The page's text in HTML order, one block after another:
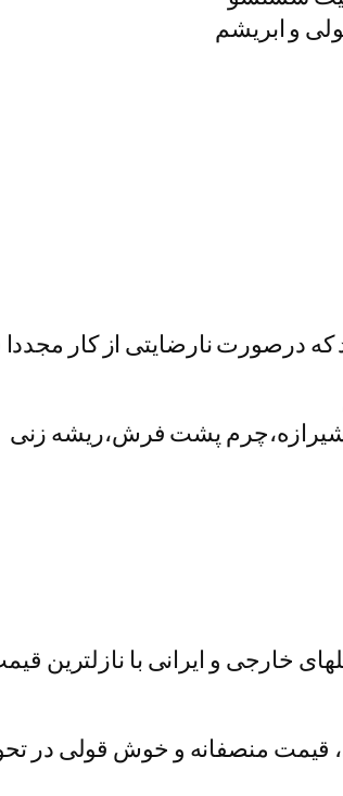
و ابریشم
که درصورت نارضایتی از کار
خارجی و ایرانی با
قیمت منصفانه و خوش قولی در